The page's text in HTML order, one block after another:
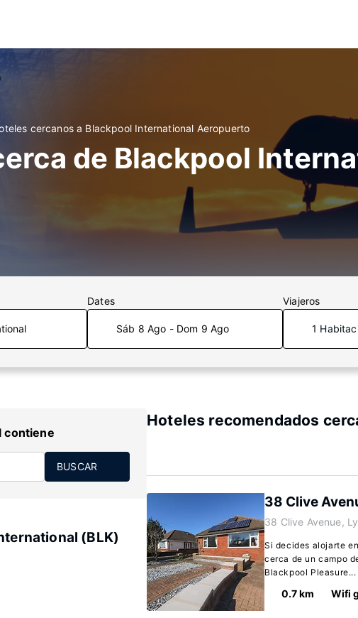
cercanos a Blackpool International Aeropuerto
de Blackpool
Dates
Sáb 8 Ago - Dom 9 Ago
Viajeros
1
contiene
BUSCAR
(BLK)
Hoteles recomendados
38 Clive
38 Clive Avenue,
Si decides alojarte
cerca de un campo
Blackpool Pleasure...
0.7 km Wifi